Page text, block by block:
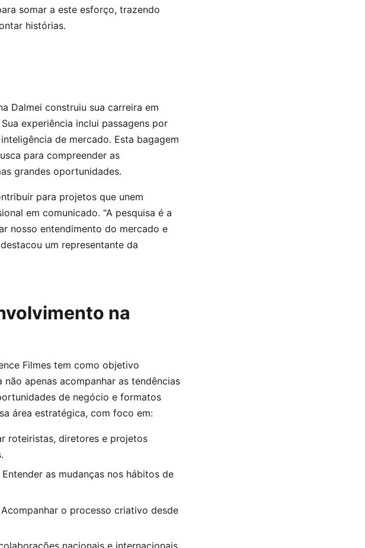
somar a este esforço, trazendo
histórias.
Dalmei construiu sua carreira em
experiência inclui passagens por
de mercado. Esta bagagem
para compreender as
grandes oportunidades.
para projetos que unem
em comunicado. "A pesquisa é a
nosso entendimento do mercado e
um representante da
na
Filmes tem como objetivo
apenas acompanhar as tendências
de negócio e formatos
área estratégica, com foco em:
roteiristas, diretores e projetos
Entender as mudanças nos hábitos de
Acompanhar o processo criativo desde